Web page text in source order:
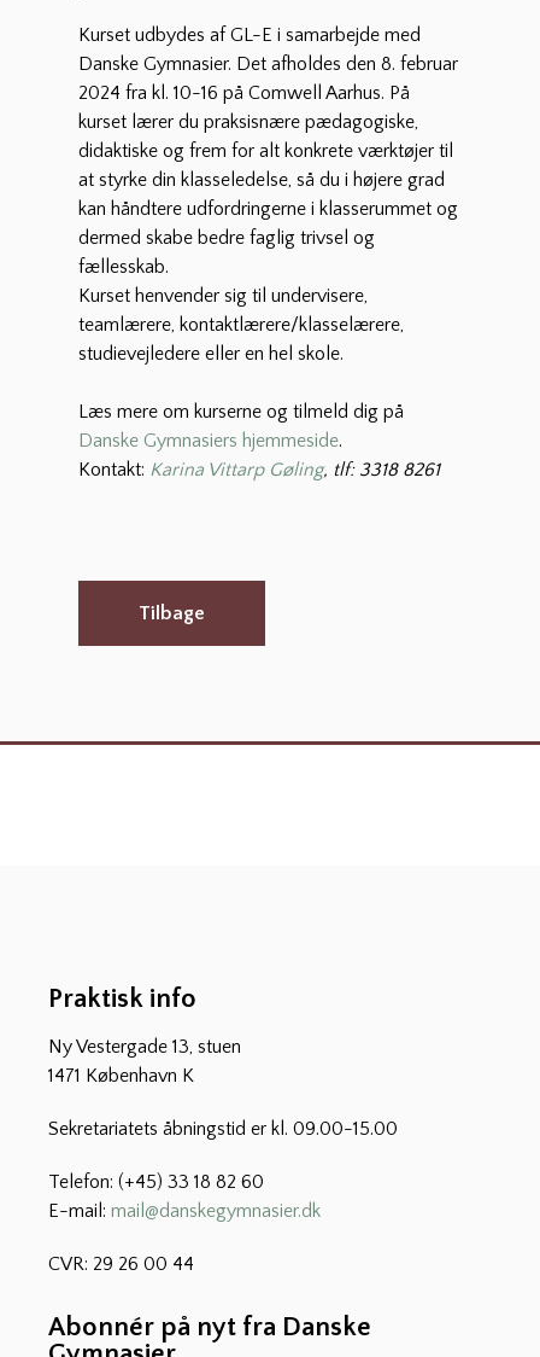
Kurset udbydes af GL-E i samarbejde med
Danske Gymnasier. Det afholdes den 8. februar
2024 fra kl. 10-16 på Comwell Aarhus. På
kurset lærer du praksisnære pædagogiske,
didaktiske og frem for alt konkrete værktøjer til
at styrke din klasseledelse, så du i højere grad
kan håndtere udfordringerne i klasserummet og
dermed skabe bedre faglig trivsel og
fællesskab.
Kurset henvender sig til undervisere,
teamlærere, kontaktlærere/klasselærere,
studievejledere eller en hel skole.
Læs mere om kurserne og tilmeld dig på
Danske Gymnasiers hjemmeside.
Kontakt: Karina Vittarp Gøling, tlf: 3318 8261
Tilbage
Praktisk info
Ny Vestergade 13, stuen
1471 København K
Sekretariatets åbningstid er kl. 09.00-15.00
Telefon: (+45) 33 18 82 60
E-mail: mail@danskegymnasier.dk
CVR: 29 26 00 44
Abonnér på nyt fra Danske